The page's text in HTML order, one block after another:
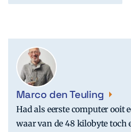
Marco den Teuling
Had als eerste computer ooit
waar van de 48 kilobyte toch